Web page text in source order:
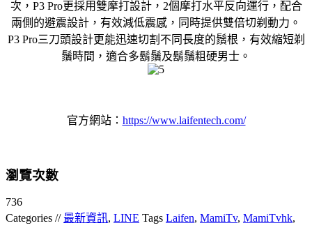
次，P3 Pro更採用雙摩打設計，2個摩打水平反向運行，配合
兩側的避震設計，有效減低震感，同時提供雙倍切剃動力。
P3 Pro三刀頭設計更能迅速切割不同長度的鬚根，有效縮短剃
鬚時間，適合多鬍鬚及鬍鬚粗硬男士。
官方網站： https://www.laifentech.com/
瀏覽次數
736
Categories // 最新資訊, LINE Tags Laifen, MamiTv, MamiTvhk,